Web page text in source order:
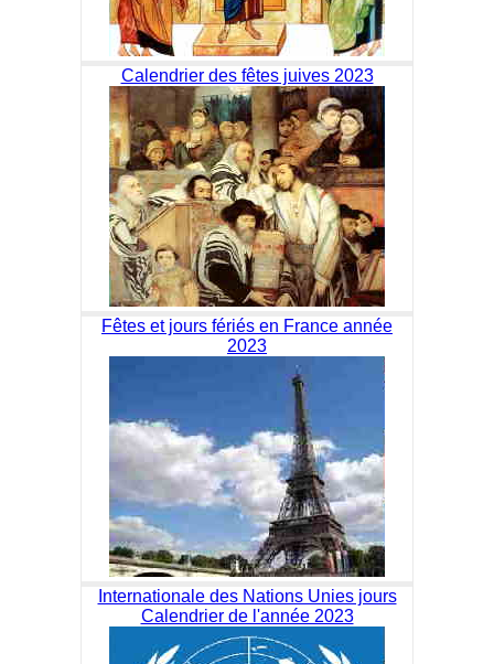
Calendrier des fêtes juives 2023
Fêtes et jours fériés en France année
2023
Internationale des Nations Unies jours
Calendrier de l'année 2023